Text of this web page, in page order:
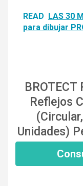
READ LAS 30
para dibujar
Reflejos
Unidades)